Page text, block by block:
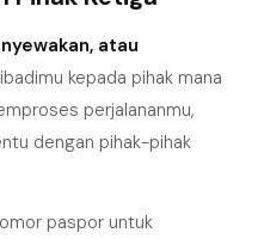
atau
kepada pihak mana
perjalananmu,
dengan pihak-pihak
paspor untuk